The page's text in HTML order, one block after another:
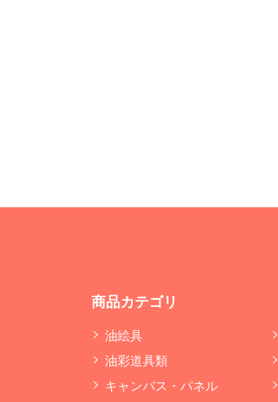
商品カテゴリ
油絵具
油彩道具類
キャンバス・パネル